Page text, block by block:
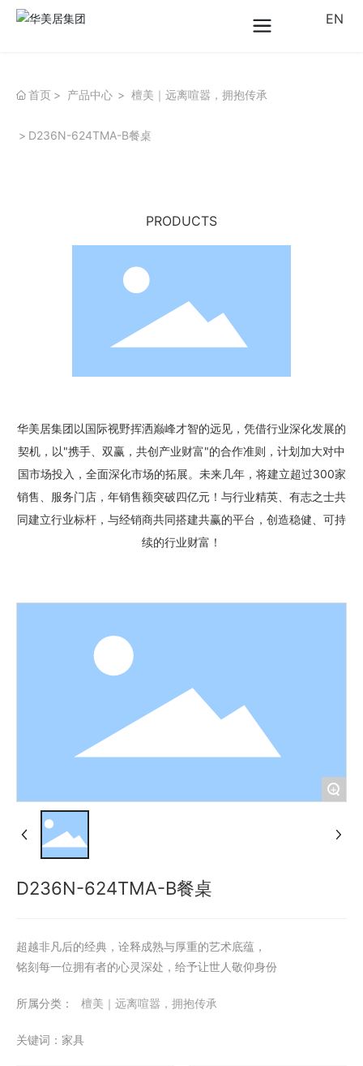
EN
首页 产品中心 檀美｜远离喧嚣，拥抱传承
D236N-624TMA-B餐桌
PRODUCTS
华美居集团以国际视野挥洒巅峰才智的远见，凭借行业深化发展的
契机，以"携手、双赢，共创产业财富"的合作准则，计划加大对中
国市场投入，全面深化市场的拓展。未来几年，将建立超过300家
销售、服务门店，年销售额突破四亿元！与行业精英、有志之士共
同建立行业标杆，与经销商共同搭建共赢的平台，创造稳健、可持
续的行业财富！
+
D236N-624TMA-B餐桌
超越非凡后的经典，诠释成熟与厚重的艺术底蕴，
铭刻每一位拥有者的心灵深处，给予让世人敬仰身份
所属分类： 檀美｜远离喧嚣，拥抱传承
关键词：家具